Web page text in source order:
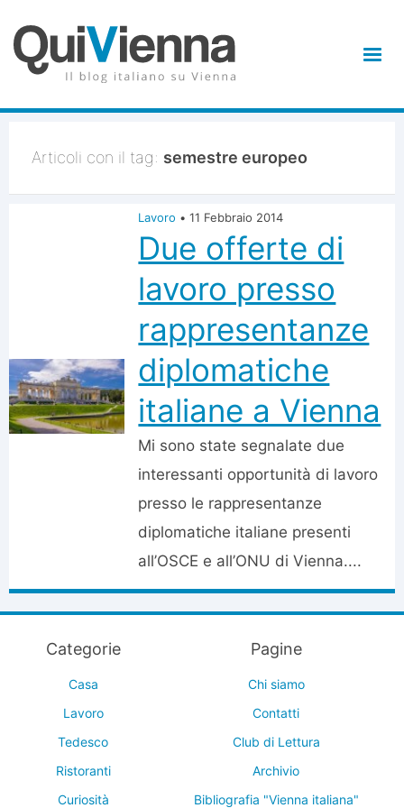
Articoli con il tag: semestre europeo
Lavoro • 11 Febbraio 2014
Due offerte di
lavoro presso
rappresentanze
diplomatiche
italiane a Vienna
Mi sono state segnalate due
interessanti opportunità di lavoro
presso le rappresentanze
diplomatiche italiane presenti
all’OSCE e all’ONU di Vienna....
Categorie
Casa
Lavoro
Tedesco
Ristoranti
Curiosità
Pagine
Chi siamo
Contatti
Club di Lettura
Archivio
Bibliografia "Vienna italiana"